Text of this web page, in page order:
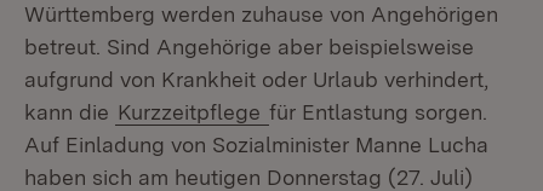
Württemberg werden zuhause von Angehörigen
betreut. Sind Angehörige aber beispielsweise
aufgrund von Krankheit oder Urlaub verhindert,
kann die Kurzzeitpflege für Entlastung sorgen.
Auf Einladung von Sozialminister Manne Lucha
haben sich am heutigen Donnerstag (27. Juli)